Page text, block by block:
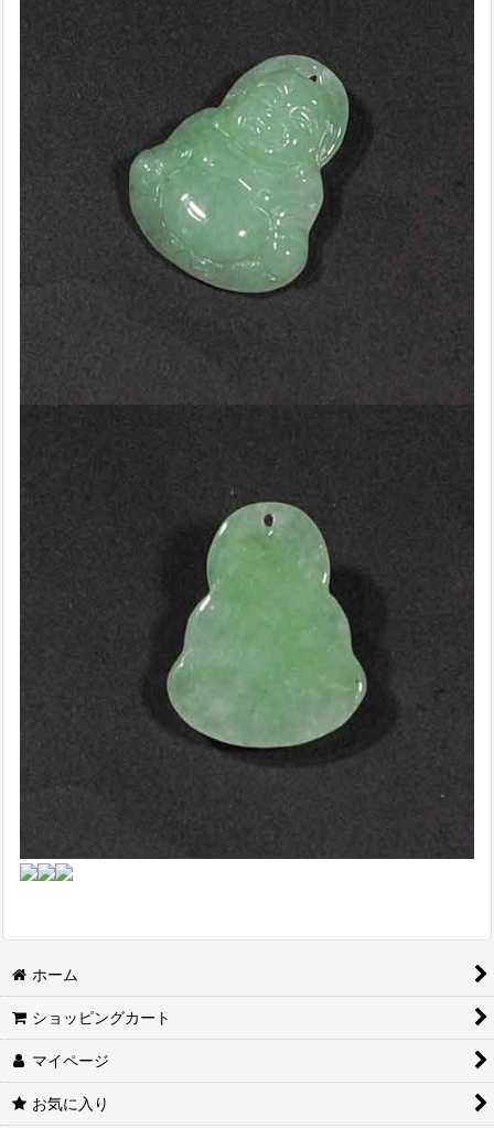
ホーム
ショッピングカート
マイページ
お気に入り